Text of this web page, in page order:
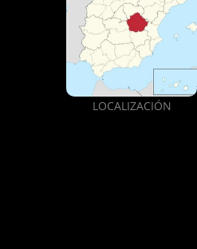
LOCALIZACIÓN